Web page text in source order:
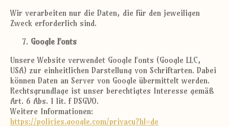
Wir verarbeiten nur die Daten, die für den jeweiligen
Zweck erforderlich sind.
Google Fonts
Unsere Website verwendet Google Fonts (Google LLC,
USA) zur einheitlichen Darstellung von Schriftarten. Dabei
können Daten an Server von Google übermittelt werden.
Rechtsgrundlage ist unser berechtigtes Interesse gemäß
Art. 6 Abs. 1 lit. f DSGVO.
Weitere Informationen:
https://policies.google.com/privacy?hl=de